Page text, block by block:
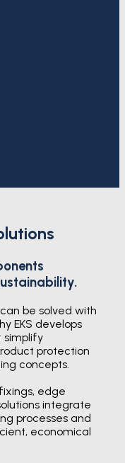
be solved with
EKS develops
simplify
protection
concepts.
edge
integrate
processes and
economical